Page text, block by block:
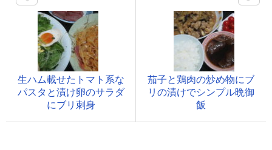
生ハム載せたトマト系な
パスタと漬け卵のサラダ
にブリ刺身
茄子と鶏肉の炒め物にブ
リの漬けでシンプル晩御
飯